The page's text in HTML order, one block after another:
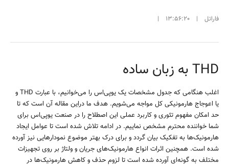
فاراتل |
13:56:20
|
THD به زبان ساده
اغلب هنگامی که جدول مشخصات یک یوپی‌اس را می‌خوانیم، با عبارت THD و
یا اعوجاج هارمونیکی کل مواجه می‌شویم. هدف ما دراین مقاله آن است که تا
حد امکان مفهوم تئوری و کاربرد عملی این اصطلاح را در صنعت یوپی‌اس برای
شما خواننده محترم مشخص نماییم. در ادامه تلاش شده است تا عوامل ایجاد
هارمونیک‌ها به تفکیک بیان گردد و برای درک بهتر موضوع نمودارهایی نیز آورده
شده است. همچنین اثرات انواع هارمونیک‌های جریان و ولتاژ بر روی تجهیزات
مختلف به گونه‌ای آورده شده است تا لزوم حذف و کاهش هارمونیک‌ها در